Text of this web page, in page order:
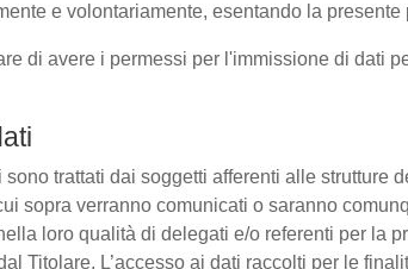
e volontariamente, esentando la
di avere i permessi per l'immissione di dati
sono trattati dai soggetti afferenti alle
sopra verranno comunicati o saranno
loro qualità di delegati e/o referenti per la
Titolare. L’accesso ai dati raccolti per le